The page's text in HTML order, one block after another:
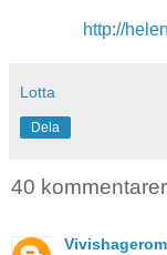
http://
Lotta
Dela
40
Vivishagerom